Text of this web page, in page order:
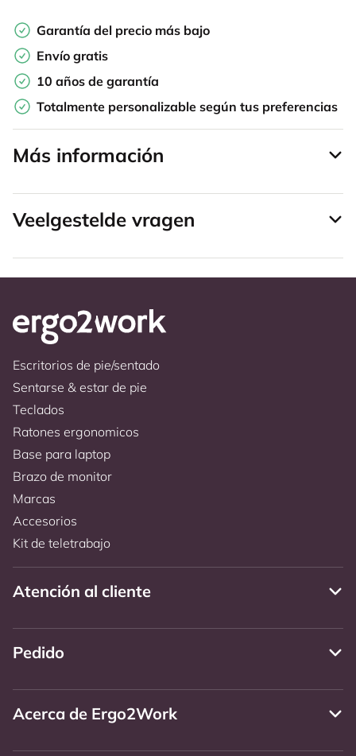
Garantía del precio más bajo
Envío gratis
10 años de garantía
Totalmente personalizable según tus preferencias
Más información
Veelgestelde vragen
Escritorios de pie/sentado
Sentarse & estar de pie
Teclados
Ratones ergonomicos
Base para laptop
Brazo de monitor
Marcas
Accesorios
Kit de teletrabajo
Atención al cliente
Pedido
Acerca de Ergo2Work